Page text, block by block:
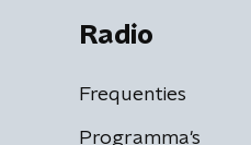
Radio
Frequenties
Programma's